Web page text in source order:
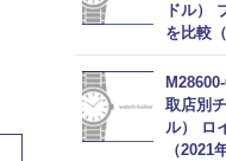
ドル）
を比較
取店別
ル） ロ
（2021